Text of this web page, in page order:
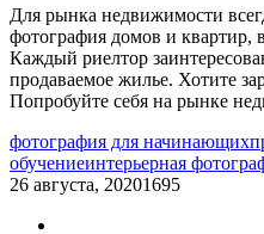
Для рынка недвижимости
фотография домов и квартир,
Каждый риелтор
продаваемое жилье. Хотите
Попробуйте себя на рынке
фотография для начинающих
обучениеинтерьерная
26 августа, 20201695